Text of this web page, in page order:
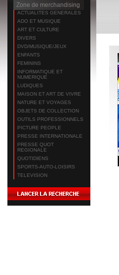
Zone de merchandising
ACTUALITES GENERALES
ADO ET MUSIQUE
ART ET CULTURE
DIVERS
DVD/MUSIQUE/JEUX
ENFANTS
FEMININS
INFORMATIQUE ET
NUMERIQUE
LUDIQUES
MAISON ET ART DE VIVRE
NATURE ET VOYAGES
OBJETS DE COLLECTION
OUTILS PROFESSIONNELS
PICTURE PEOPLE
PRESSE INTERNATIONALE
PRESSE QUOT
REGIONALE
QUOTIDIENS
SPORTS-AUTO-LOISIRS
TELEVISION